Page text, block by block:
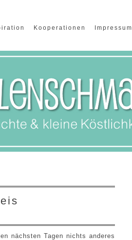
Kooperationen Impressum
nächsten Tagen nichts anderes